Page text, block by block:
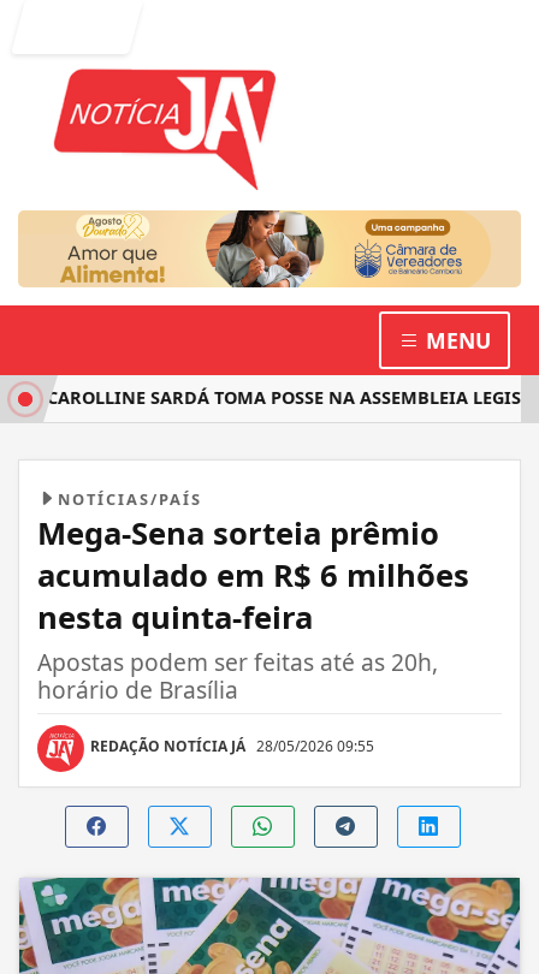
MENU
CAROLLINE SARDÁ TOMA POSSE NA ASSEMBLEIA
NOTÍCIAS/PAÍS
Mega-Sena sorteia prêmio
acumulado em R$ 6 milhões
nesta quinta-feira
Apostas podem ser feitas até as 20h,
horário de Brasília
REDAÇÃO NOTÍCIA JÁ 28/05/2026 09:55